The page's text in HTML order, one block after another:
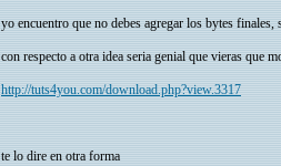
yo encuentro que no debes agregar los bytes
con respecto a otra idea seria genial que vieras que
http://tuts4you.com/download.php?view.3317
te lo dire en otra forma